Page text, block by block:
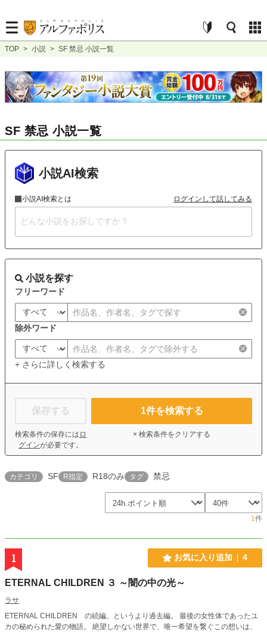
TOP > 小説 > SF 禁忌 小説一覧
SF 禁忌 小説一覧
小説AI検索
小説AI検索とは ログインして話してみる
小説を探す
フリーワード
除外ワード
+ さらに詳しく検索する
保存する
検索条件の保存には ロ
グインが必要です。
1件を検索する
× 検索条件をクリアする
カテゴリ SF R指定 R18のみ タグ 禁忌
1件
1 お気に入り追加 4
ETERNAL CHILDREN ３ ～闇の中の光～
ラサ
ETERNAL CHILDREN の続編。というより過去編。 最後の女性体であったユ
カの秘められた愛の物語。 絶望しかない世界で、唯一希望を繋ぐこの想いは、